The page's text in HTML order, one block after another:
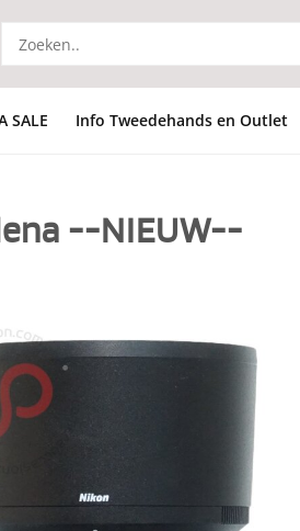
SALE Info Tweedehands en Outlet
--NIEUW--